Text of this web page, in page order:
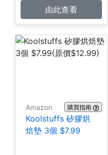
由此查看
Amazon 購買指南
Koolstuffs 矽膠烘
焙墊 3個 $7.99